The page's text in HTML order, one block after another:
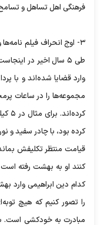
فرهنگی اهل تساهل و
۳- اوج انحراف فیلم
طی ۵ سال اخیر در
وارد قضایا شده‌اند و با
مجموعه‌ها را در ساعات
كرده بود، با چادر سفید و
قیامت منتظر تكلیفش
كنند او به بهشت رفته
كدام دین ابراهیمی وارد
را تصور كنیم كه هیچ
مبادرت به خودكشی است.